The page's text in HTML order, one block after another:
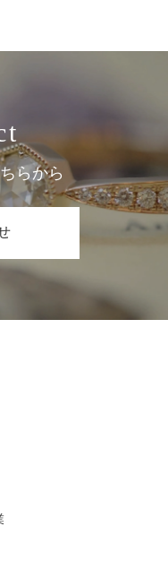
らから